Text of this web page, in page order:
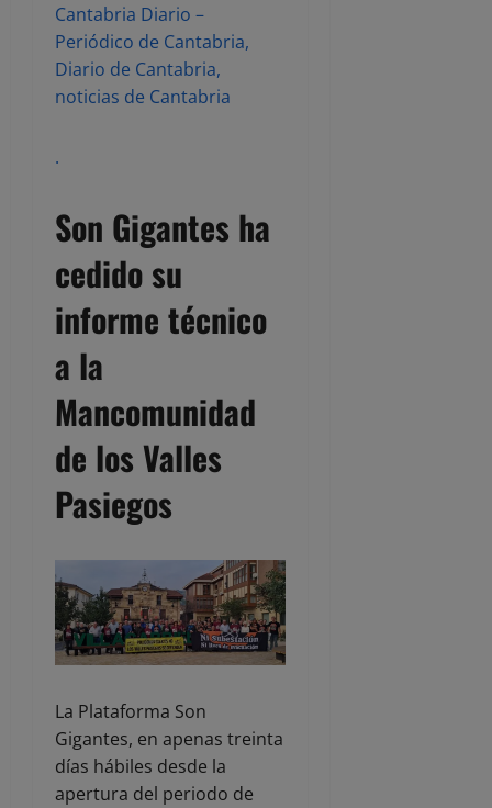
Cantabria Diario –
Periódico de Cantabria,
Diario de Cantabria,
noticias de Cantabria
.
Son Gigantes ha
cedido su
informe técnico
a la
Mancomunidad
de los Valles
Pasiegos
La Plataforma Son
Gigantes, en apenas treinta
días hábiles desde la
apertura del periodo de